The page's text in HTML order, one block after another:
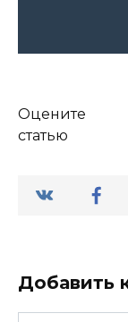
Оцените
статью
Добавить